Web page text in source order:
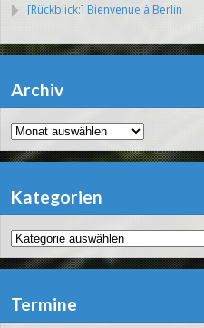
[Rückblick:] Bienvenue à Berlin
Archiv
Archiv
Kategorien
Kategorien
Termine